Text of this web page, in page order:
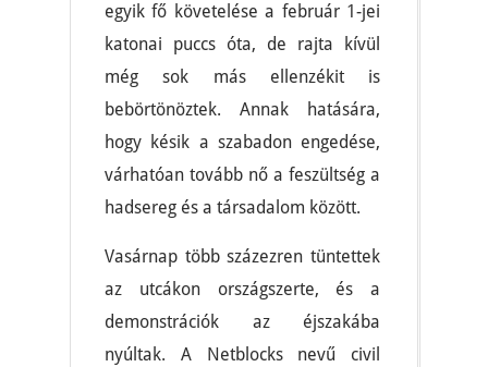
egyik fő követelése a február 1-jei
katonai puccs óta, de rajta kívül
még sok más ellenzékit is
bebörtönöztek. Annak hatására,
hogy késik a szabadon engedése,
várhatóan tovább nő a feszültség a
hadsereg és a társadalom között.
Vasárnap több százezren tüntettek
az utcákon országszerte, és a
demonstrációk az éjszakába
nyúltak. A Netblocks nevű civil